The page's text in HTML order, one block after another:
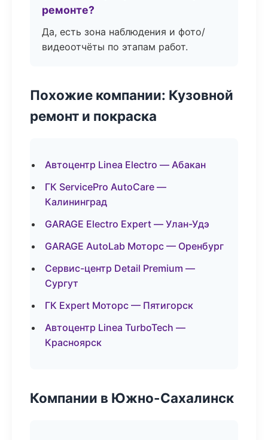
ремонте?
Да, есть зона наблюдения и фото/
видеоотчёты по этапам работ.
Похожие компании: Кузовной
ремонт и покраска
Автоцентр Linea Electro — Абакан
ГК ServicePro AutoCare —
Калининград
GARAGE Electro Expert — Улан-Удэ
GARAGE AutoLab Моторс — Оренбург
Сервис-центр Detail Premium —
Сургут
ГК Expert Моторс — Пятигорск
Автоцентр Linea TurboTech —
Красноярск
Компании в Южно-Сахалинск